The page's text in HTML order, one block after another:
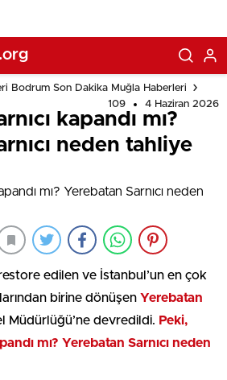
Bodrum Son Dakika Muğla Haberleri
109
4 Haziran 2026
kapandı mı?
neden tahliye
edilen ve İstanbul’un en çok
birine dönüşen Yerebatan
Müdürlüğü’ne devredildi. Peki,
mı? Yerebatan Sarnıcı neden